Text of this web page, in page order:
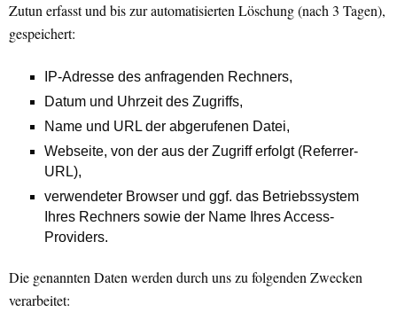
Zutun erfasst und bis zur automatisierten Löschung (nach 3 Tagen),
gespeichert:
IP-Adresse des anfragenden Rechners,
Datum und Uhrzeit des Zugriffs,
Name und URL der abgerufenen Datei,
Webseite, von der aus der Zugriff erfolgt (Referrer-
URL),
verwendeter Browser und ggf. das Betriebssystem
Ihres Rechners sowie der Name Ihres Access-
Providers.
Die genannten Daten werden durch uns zu folgenden Zwecken
verarbeitet: